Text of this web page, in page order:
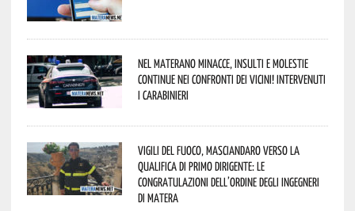
Nel materano minacce, insulti e molestie
continue nei confronti dei vicini! Intervenuti
i Carabinieri
Vigili del Fuoco, Masciandaro verso la
qualifica di Primo Dirigente: le
congratulazioni dell’Ordine degli Ingegneri
di Matera